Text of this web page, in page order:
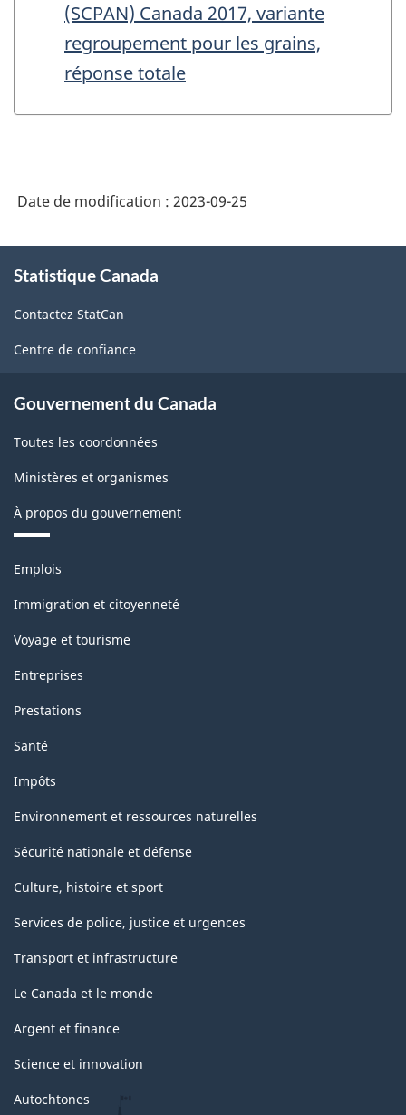
(SCPAN) Canada 2017, variante
regroupement pour les grains,
réponse totale
Date de modification : 2023-09-25
propos
ce
site
Statistique Canada
Contactez StatCan
Centre de confiance
Gouvernement du Canada
Toutes les coordonnées
Ministères et organismes
À propos du gouvernement
Thèmes
sujets
Emplois
Immigration et citoyenneté
Voyage et tourisme
Entreprises
Prestations
Santé
Impôts
Environnement et ressources naturelles
Sécurité nationale et défense
Culture, histoire et sport
Services de police, justice et urgences
Transport et infrastructure
Le Canada et le monde
Argent et finance
Science et innovation
Autochtones